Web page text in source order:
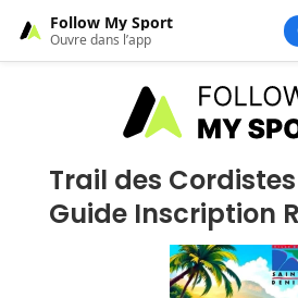
Trail des
Guide Inscription
Follow My Sport
Ouvre dans l’app